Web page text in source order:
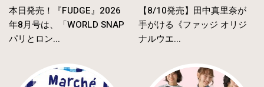
本日発売！『FUDGE』2026
年8月号は、「WORLD SNAP
パリとロン...
【8/10発売】田中真里奈が
手がける《ファッジ オリジ
ナルウエ...